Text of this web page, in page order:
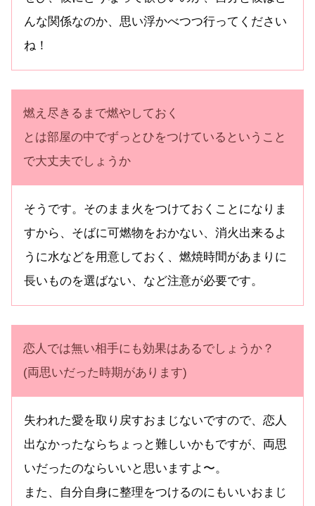
んな関係なのか、思い浮かべつつ行ってください
ね！
燃え尽きるまで燃やしておく
とは部屋の中でずっとひをつけているということ
で大丈夫でしょうか
そうです。そのまま火をつけておくことになりま
すから、そばに可燃物をおかない、消火出来るよ
うに水などを用意しておく、燃焼時間があまりに
長いものを選ばない、など注意が必要です。
恋人では無い相手にも効果はあるでしょうか？
(両思いだった時期があります)
失われた愛を取り戻すおまじないですので、恋人
出なかったならちょっと難しいかもですが、両思
いだったのならいいと思いますよ〜。
また、自分自身に整理をつけるのにもいいおまじ